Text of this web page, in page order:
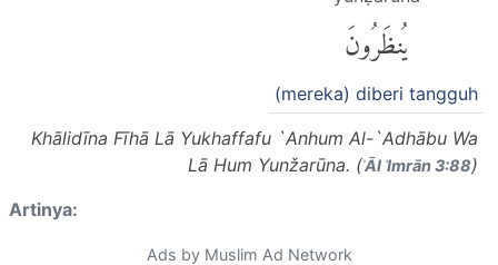
يُنظَرُونَ
(mereka) diberi tangguh
Khālidīna Fīhā Lā Yukhaffafu `Anhum Al-`Adhābu Wa
Lā Hum Yunžarūna. (ʾĀl ʿImrān 3:88)
Artinya:
Ads by Muslim Ad Network